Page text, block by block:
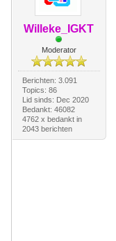
Willeke_IGKT
Moderator
Berichten: 3.091
Topics: 86
Lid sinds: Dec 2020
Bedankt: 46082
4762 x bedankt in
2043 berichten